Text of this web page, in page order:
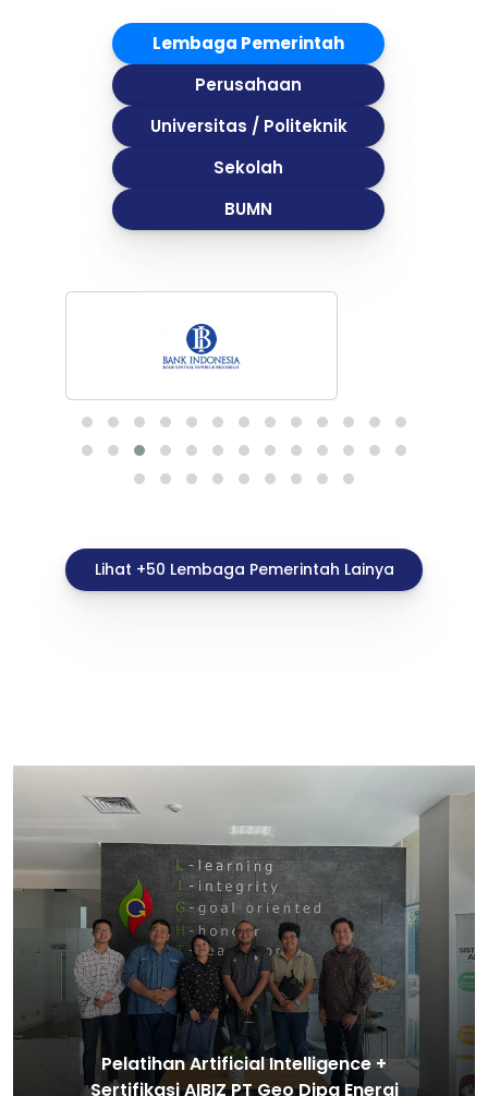
Lembaga Pemerintah
Perusahaan
Universitas / Politeknik
Sekolah
BUMN
Lihat +50 Lembaga Pemerintah Lainya
Pelatihan Artifisial Intelligence +
Sertifikasi GenAIBIZ Universitas Bung